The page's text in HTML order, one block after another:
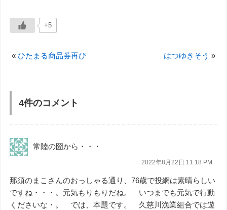
+5
« ひたまる商品券再び はつゆきそう »
4件のコメント
常陸の圀から・・・
2022年8月22日 11:18 PM
那須のまこさんのおっしゃる通り、76歳で投網は素晴らしい
ですね・・・。元気もりもりだね。 いつまでも元気で行動
くださいな・。 では、本題です。 久慈川漁業組合では遊